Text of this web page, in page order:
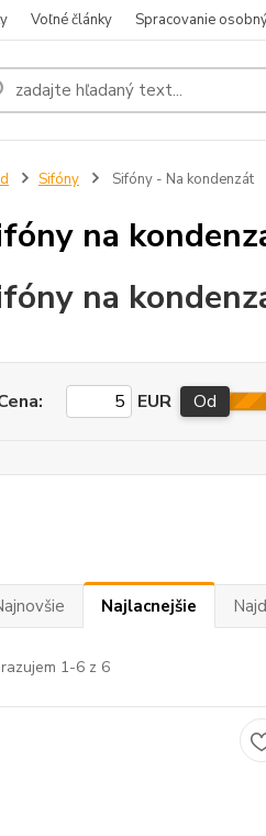
Voľné články Spracovanie
Sifóny Sifóny - Na kondenzát
na
na
EUR Od
Najlacnejšie
1-6 z 6